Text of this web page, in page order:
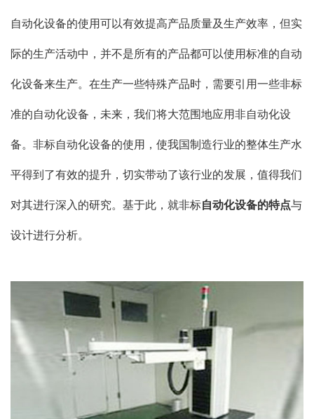
自动化设备的使用可以有效提高产品质量及生产效率，但实
际的生产活动中，并不是所有的产品都可以使用标准的自动
化设备来生产。在生产一些特殊产品时，需要引用一些非标
准的自动化设备，未来，我们将大范围地应用非自动化设
备。非标自动化设备的使用，使我国制造行业的整体生产水
平得到了有效的提升，切实带动了该行业的发展，值得我们
对其进行深入的研究。基于此，就非标自动化设备的特点与
设计进行分析。